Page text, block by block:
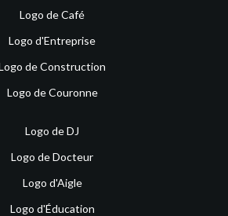
Logo de Café
Logo d'Entreprise
de Construction
Logo de Couronne
Logo de DJ
Logo de Docteur
Logo d'Aigle
Logo d'Éducation